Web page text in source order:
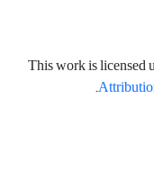
This work is licensed
.